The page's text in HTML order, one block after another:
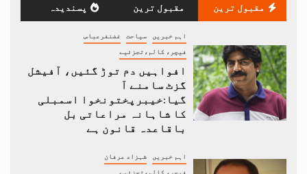
مقبول ترین مقبول ترین پسندیدہ
اہم خبریں سیاحت غضنفرعباس
فیچر، کالم،تجزئیے
افواہیں دم توڑ گئیں، آفیشل
گزٹ سامنے آ
گیا:خیبرپختونخوا اسمبلی
کا شاہانہ مراعاتی بل
باقاعدہ قانون ہے
اہم خبریں شہزاد عرفان
فیچر، کالم،تجزئیے